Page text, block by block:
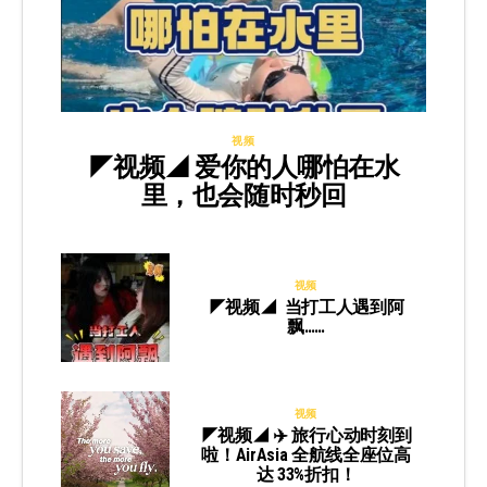
视频
◤视频◢ 爱你的人哪怕在水
里，也会随时秒回
视频
◤视频◢ 当打工人遇到阿
飘……
视频
◤视频◢ ✈️ 旅行心动时刻到
啦！AirAsia 全航线全座位高
达 33%折扣！